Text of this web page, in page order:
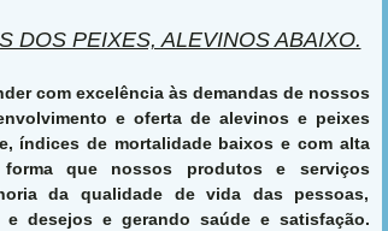
DOS PEIXES, ALEVINOS ABAIXO.
com excelência às demandas de nossos
e oferta de alevinos e peixes
índices de mortalidade baixos e com alta
que nossos produtos e serviços
da qualidade de vida das pessoas,
e desejos e gerando saúde e satisfação.